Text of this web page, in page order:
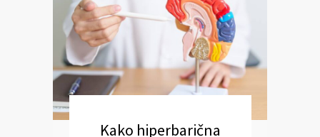
Kako hiperbarična